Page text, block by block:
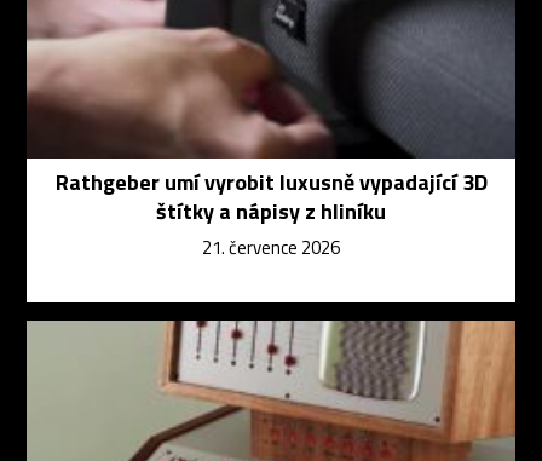
Rathgeber umí vyrobit luxusně vypadající 3D
štítky a nápisy z hliníku
21. července 2026